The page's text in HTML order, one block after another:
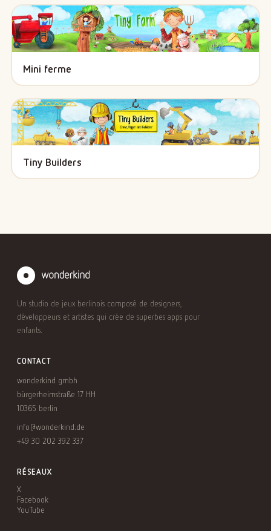
Mini ferme
Tiny Builders
Un studio de jeux berlinois composé de designers,
développeurs et artistes qui crée de superbes apps pour
enfants.
CONTACT
wonderkind gmbh
bürgerheimstraße 17 HH
10365 berlin
info@wonderkind.de
+49 30 202 392 337
RÉSEAUX
X
Facebook
YouTube